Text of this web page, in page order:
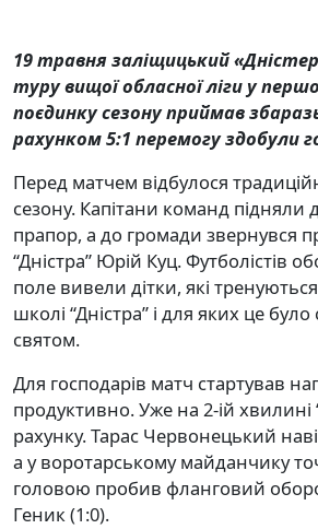
19 травня заліщицький
туру вищої обласної ліги у
поєдинку сезону приймав
рахунком 5:1 перемогу здобули
Перед матчем відбулося
сезону. Капітани команд
прапор, а до громади звернувся
“Дністра” Юрій Куц. Футболістів
поле вивели дітки, які
школі “Дністра” і для яких це
святом.
Для господарів матч стартував
продуктивно. Уже на 2-ій хвилині
рахунку. Тарас Червонецький
а у воротарському майданчику
головою пробив фланговий
Геник (1:0).